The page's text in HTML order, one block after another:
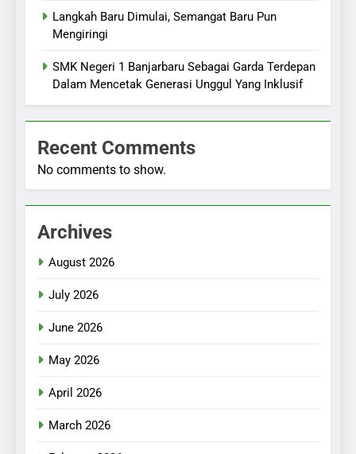
Langkah Baru Dimulai, Semangat Baru Pun
Mengiringi
SMK Negeri 1 Banjarbaru Sebagai Garda Terdepan
Dalam Mencetak Generasi Unggul Yang Inklusif
Recent Comments
No comments to show.
Archives
August 2026
July 2026
June 2026
May 2026
April 2026
March 2026